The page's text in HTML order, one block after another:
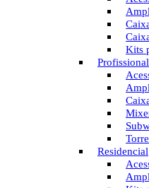
Kits
Profissional
Residencial